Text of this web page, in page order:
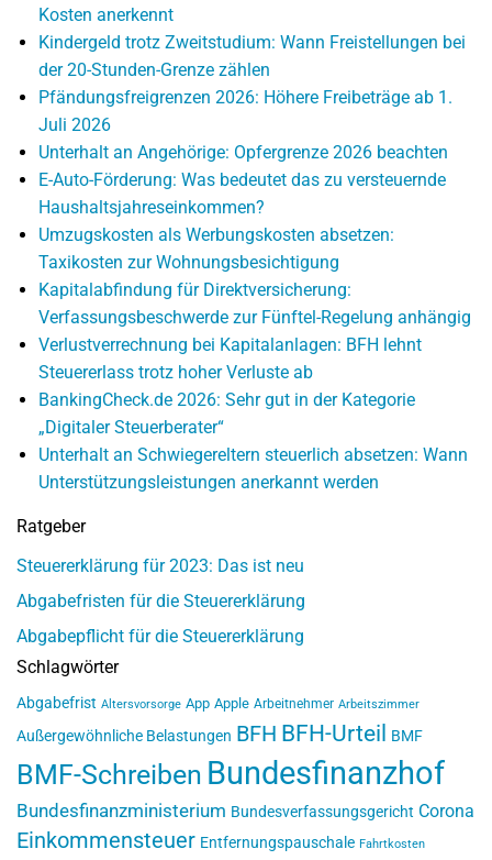
Kosten anerkennt
Kindergeld trotz Zweitstudium: Wann Freistellungen bei
der 20-Stunden-Grenze zählen
Pfändungsfreigrenzen 2026: Höhere Freibeträge ab 1.
Juli 2026
Unterhalt an Angehörige: Opfergrenze 2026 beachten
E-Auto-Förderung: Was bedeutet das zu versteuernde
Haushaltsjahreseinkommen?
Umzugskosten als Werbungskosten absetzen:
Taxikosten zur Wohnungsbesichtigung
Kapitalabfindung für Direktversicherung:
Verfassungsbeschwerde zur Fünftel-Regelung anhängig
Verlustverrechnung bei Kapitalanlagen: BFH lehnt
Steuererlass trotz hoher Verluste ab
BankingCheck.de 2026: Sehr gut in der Kategorie
„Digitaler Steuerberater“
Unterhalt an Schwiegereltern steuerlich absetzen: Wann
Unterstützungsleistungen anerkannt werden
Ratgeber
Steuererklärung für 2023: Das ist neu
Abgabefristen für die Steuererklärung
Abgabepflicht für die Steuererklärung
Schlagwörter
Abgabefrist Altersvorsorge App Apple Arbeitnehmer Arbeitszimmer
Außergewöhnliche Belastungen BFH BFH-Urteil BMF
BMF-Schreiben Bundesfinanzhof
Bundesfinanzministerium Bundesverfassungsgericht Corona
Einkommensteuer Entfernungspauschale Fahrtkosten